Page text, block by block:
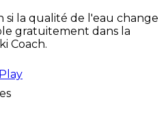
si la qualité de l'eau change
gratuitement dans la
Coach.